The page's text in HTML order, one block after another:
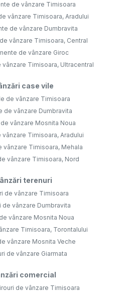
de vânzare Timisoara
vânzare Timisoara, Aradului
de vânzare Dumbravita
vânzare Timisoara, Central
de vânzare Giroc
Timisoara, Ultracentral
case vile
de vânzare Timisoara
de vânzare Dumbravita
vânzare Mosnita Noua
vânzare Timisoara, Aradului
vânzare Timisoara, Mehala
vânzare Timisoara, Nord
terenuri
de vânzare Timisoara
de vânzare Dumbravita
vânzare Mosnita Noua
Timisoara, Torontalului
vânzare Mosnita Veche
de vânzare Giarmata
comercial
de vânzare Timisoara